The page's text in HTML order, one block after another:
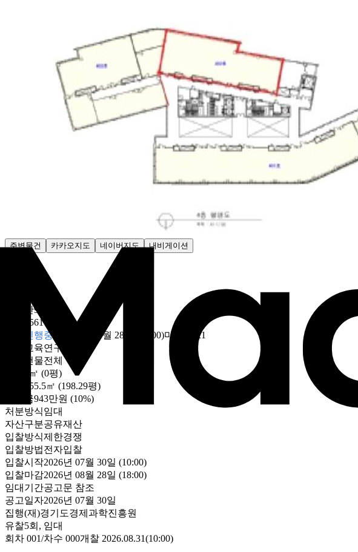
주변물건 카카오지도 네이버지도 내비게이션
9429만9055원
47만5561원/평
입찰진행중
2026년 08월 28일 (18:00)마감
D-21
교육연구시설
건물전체
0㎡ (0평)
655.5㎡ (198.29평)
보증금943만원 (10%)
처분방식임대
자산구분공유재산
입찰방식제한경쟁
입찰방법전자입찰
입찰시작2026년 07월 30일 (10:00)
입찰마감2026년 08월 28일 (18:00)
임대기간공고문 참조
공고일자2026년 07월 30일
집행(재)경기도경제과학진흥원
유찰5회 , 임대
회차 001/차수 000개찰 2026.08.31(10:00)